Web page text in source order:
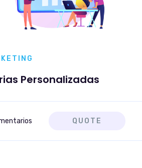
Personalizadas
QUOTE